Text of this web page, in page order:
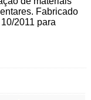
Fabricado
2011 para